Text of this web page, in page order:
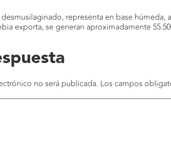
representa en base
exporta, se generan aproximadamente
no será publicada. Los campos